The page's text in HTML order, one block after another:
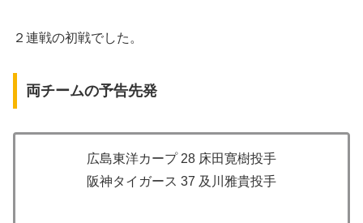
２連戦の初戦でした。
両チームの予告先発
広島東洋カープ 28 床田寛樹投手
阪神タイガース 37 及川雅貴投手